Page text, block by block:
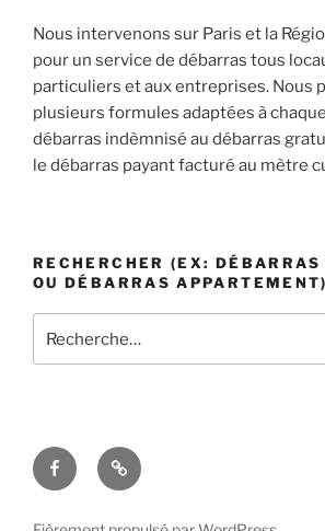
Nous intervenons sur Paris et la
pour un service de débarras tous
particuliers et aux entreprises. Nous
plusieurs formules adaptées à
débarras indèmnisé au débarras
le débarras payant facturé au mètre
RECHERCHER (EX:
OU DÉBARRAS APPARTEMENT)
pour
Facebookcontact